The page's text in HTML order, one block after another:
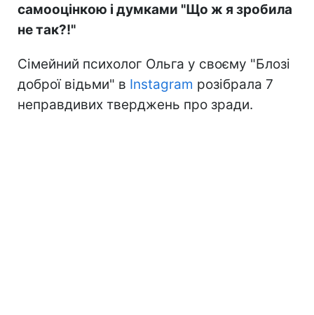
самооцінкою і думками "Що ж я зробила
не так?!"⠀
Сімейний психолог Ольга у своєму "Блозі
доброї відьми" в Instagram розібрала 7
неправдивих тверджень про зради.